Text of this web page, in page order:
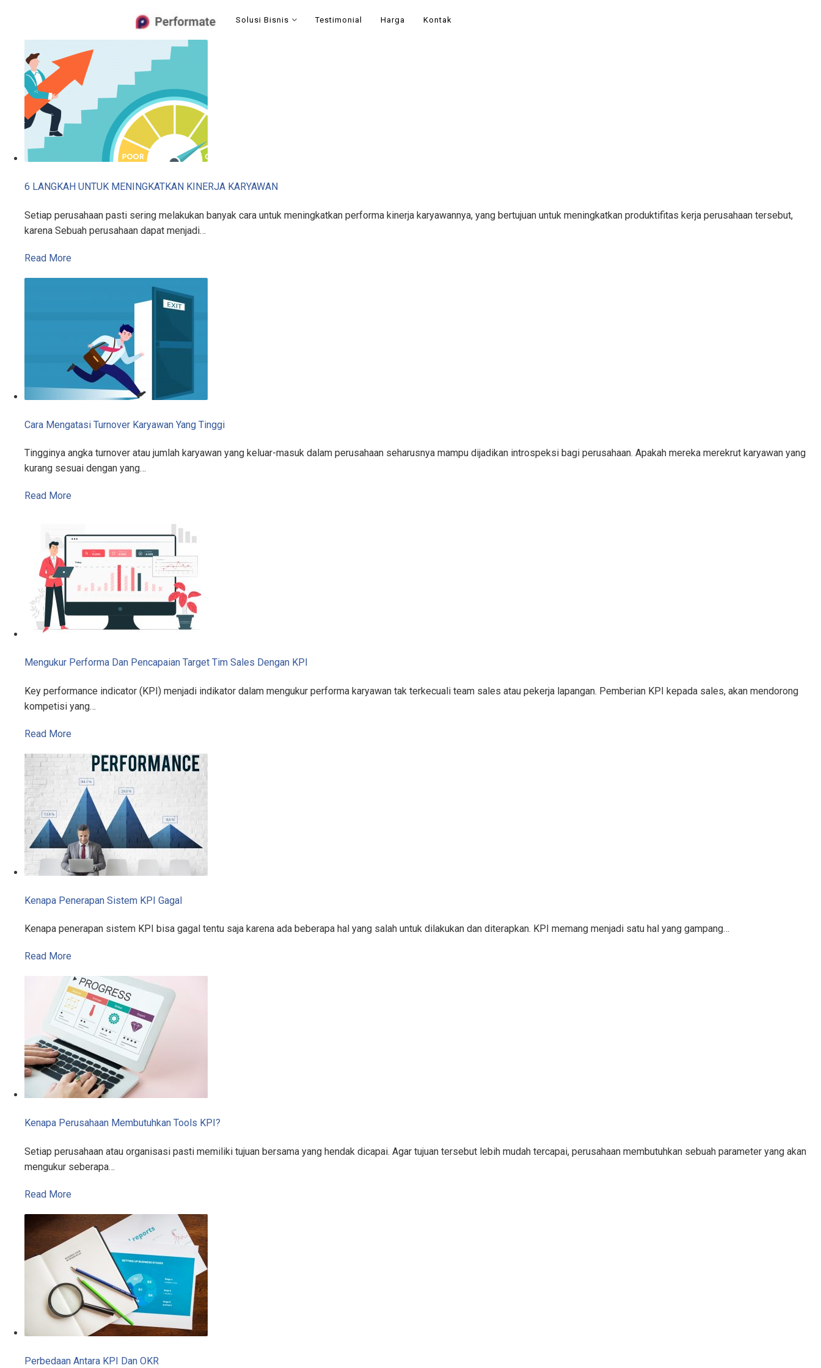
content
Solusi Bisnis Testimonial Harga Kontak
6 LANGKAH UNTUK MENINGKATKAN KINERJA KARYAWAN
Setiap perusahaan pasti sering melakukan banyak cara untuk meningkatkan performa kinerja karyawannya, yang bertujuan untuk meningkatkan produktifitas kerja perusahaan tersebut,
karena Sebuah perusahaan dapat menjadi…
Read More
Cara Mengatasi Turnover Karyawan Yang Tinggi
Tingginya angka turnover atau jumlah karyawan yang keluar-masuk dalam perusahaan seharusnya mampu dijadikan introspeksi bagi perusahaan. Apakah mereka merekrut karyawan yang
kurang sesuai dengan yang…
Read More
Mengukur Performa Dan Pencapaian Target Tim Sales Dengan KPI
Key performance indicator (KPI) menjadi indikator dalam mengukur performa karyawan tak terkecuali team sales atau pekerja lapangan. Pemberian KPI kepada sales, akan mendorong
kompetisi yang…
Read More
Kenapa Penerapan Sistem KPI Gagal
Kenapa penerapan sistem KPI bisa gagal tentu saja karena ada beberapa hal yang salah untuk dilakukan dan diterapkan. KPI memang menjadi satu hal yang gampang…
Read More
Kenapa Perusahaan Membutuhkan Tools KPI?
Setiap perusahaan atau organisasi pasti memiliki tujuan bersama yang hendak dicapai. Agar tujuan tersebut lebih mudah tercapai, perusahaan membutuhkan sebuah parameter yang akan
mengukur seberapa…
Read More
Perbedaan Antara KPI Dan OKR